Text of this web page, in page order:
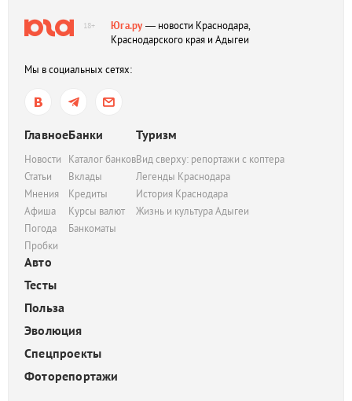
18+ Юга.ру— новости Краснодара,
Краснодарского края и Адыгеи
Мы в социальных сетях:
Главное
Новости
Статьи
Мнения
Афиша
Погода
Пробки
Банки
Каталог банков
Вклады
Кредиты
Курсы валют
Банкоматы
Туризм
Вид сверху: репортажи с коптера
Легенды Краснодара
История Краснодара
Жизнь и культура Адыгеи
Авто
Тесты
Польза
Эволюция
Спецпроекты
Фоторепортажи